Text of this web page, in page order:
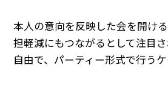
本人の意向を反映した会を開け
担軽減にもつながるとして注目
自由で、パーティー形式で行うケ